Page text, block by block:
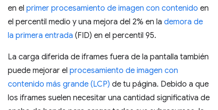
en el primer procesamiento de imagen con contenido en
el percentil medio y una mejora del 2% en la demora de
la primera entrada (FID) en el percentil 95.
La carga diferida de iframes fuera de la pantalla también
puede mejorar el procesamiento de imagen con
contenido más grande (LCP) de tu página. Debido a que
los iframes suelen necesitar una cantidad significativa de